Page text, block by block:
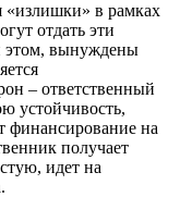
«излишки» в рамках
отдать эти
этом, вынуждены
– ответственный
устойчивость,
финансирование на
получает
идет на